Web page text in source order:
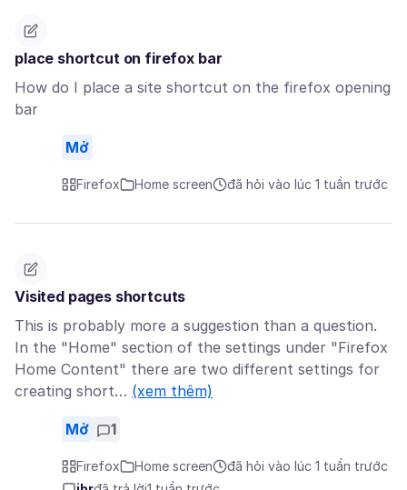
place shortcut on firefox bar
How do I place a site shortcut on the firefox opening
bar
Mở
Firefox Home screen đã hỏi vào lúc 1 tuần trước
Visited pages shortcuts
This is probably more a suggestion than a question.
In the "Home" section of the settings under "Firefox
Home Content" there are two different settings for
creating short… (xem thêm)
Mở 1
Firefox Home screen
đã hỏi vào lúc 1 tuần trước